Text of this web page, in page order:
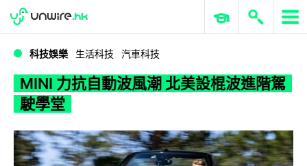
WWDC 2026 ERP 與商業 AI
科技娛樂 生活科技 汽車科技
MINI 力抗自動波風潮 北美設棍波進階駕
駛學堂